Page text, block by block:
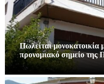
Πωλείται μονοκατοικία
προνομιακό σημείο της